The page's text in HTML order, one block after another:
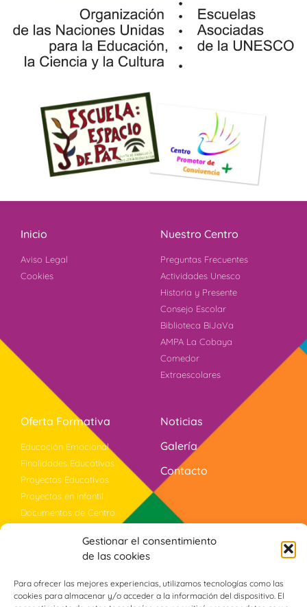
Gestionar el consentimiento
de las cookies
Para ofrecer las mejores experiencias, utilizamos tecnologías como las
cookies para almacenar y/o acceder a la información del dispositivo. El
Inicio
Aviso Legal
Cookies
Nuestro Centro
Preguntas Frecuentes
Actividades Unesco
Historia y Presente
Consejo Escolar
Biblioteca BiJaVa
AMPA La Cobaya
Comedor
Extraescolares
Oferta Formativa
Educación Emocional
Finalidades Educativas
Proyectos Educativos
Proyectos en Infantil
Documentos de Centro
Violencia Género
Programa PROA+
Noticias
Galería
Contacto